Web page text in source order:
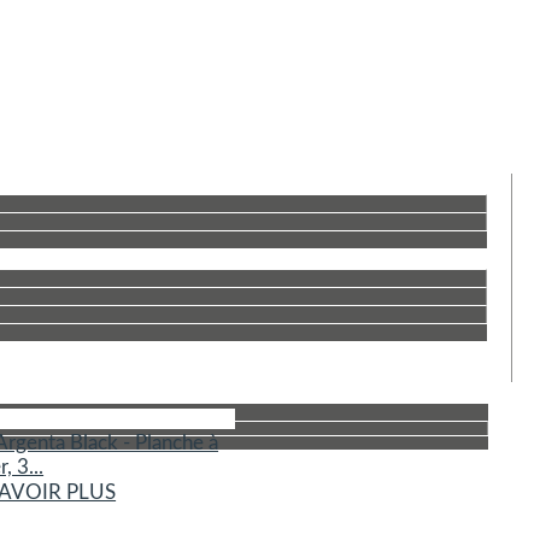
Black - Planche à
3...
PLUS